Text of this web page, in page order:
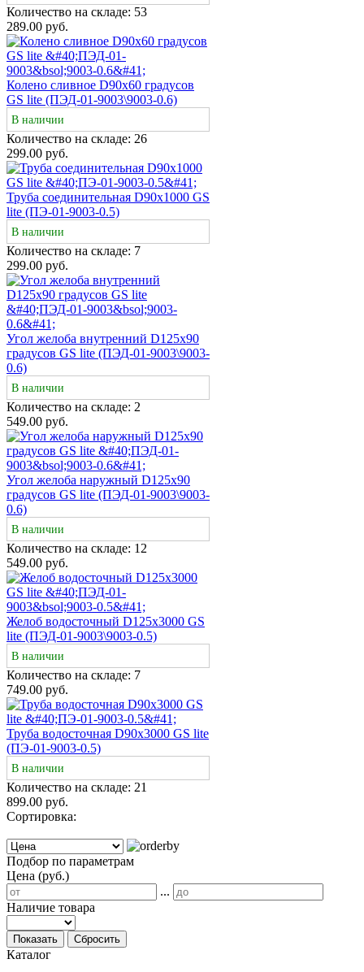
Количество на складе: 53
289.00 руб.
Колено сливное D90х60 градусов
GS lite (ПЭД-01-9003\9003-0.6)
В наличии
Количество на складе: 26
299.00 руб.
Труба соединительная D90х1000 GS
lite (ПЭ-01-9003-0.5)
В наличии
Количество на складе: 7
299.00 руб.
Угол желоба внутренний D125х90
градусов GS lite (ПЭД-01-9003\9003-
0.6)
В наличии
Количество на складе: 2
549.00 руб.
Угол желоба наружный D125х90
градусов GS lite (ПЭД-01-9003\9003-
0.6)
В наличии
Количество на складе: 12
549.00 руб.
Желоб водосточный D125х3000 GS
lite (ПЭД-01-9003\9003-0.5)
В наличии
Количество на складе: 7
749.00 руб.
Труба водосточная D90х3000 GS lite
(ПЭ-01-9003-0.5)
В наличии
Количество на складе: 21
899.00 руб.
Сортировка:
Подбор по параметрам
Цена (руб.)
...
Наличие товара
Показать Сбросить
Каталог